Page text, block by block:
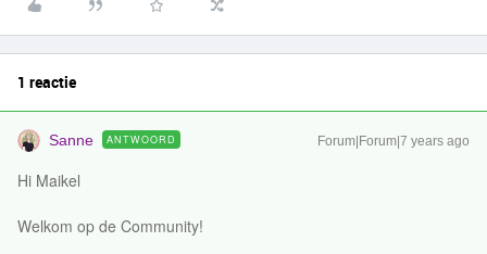
1 reactie
Sanne ANTWOORD Forum|Forum|7 years ago
Hi Maikel
Welkom op de Community!